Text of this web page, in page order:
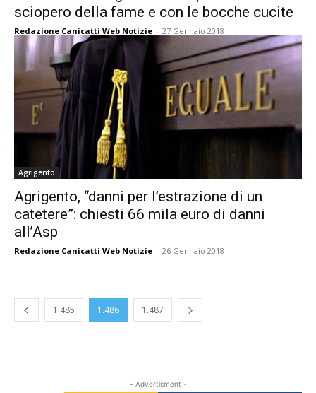
sciopero della fame e con le bocche cucite
Redazione Canicatti Web Notizie - 27 Gennaio 2018
Agrigento
Agrigento, “danni per l’estrazione di un
catetere”: chiesti 66 mila euro di danni
all’Asp
Redazione Canicatti Web Notizie - 26 Gennaio 2018
1.485 1.486 1.487
- Advertisment -